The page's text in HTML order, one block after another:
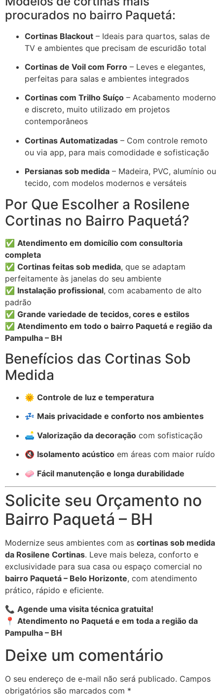
procurados no bairro Paquetá:
Cortinas Blackout – Ideais para quartos, salas de
TV e ambientes que precisam de escuridão total
Cortinas de Voil com Forro – Leves e elegantes,
perfeitas para salas e ambientes integrados
Cortinas com Trilho Suíço – Acabamento moderno
e discreto, muito utilizado em projetos
contemporâneos
Cortinas Automatizadas – Com controle remoto
ou via app, para mais comodidade e sofisticação
Persianas sob medida – Madeira, PVC, alumínio ou
tecido, com modelos modernos e versáteis
Por Que Escolher a Rosilene
Cortinas no Bairro Paquetá?
✅ Atendimento em domicílio com consultoria
completa
✅ Cortinas feitas sob medida, que se adaptam
perfeitamente às janelas do seu ambiente
✅ Instalação profissional, com acabamento de alto
padrão
✅ Grande variedade de tecidos, cores e estilos
✅ Atendimento em todo o bairro Paquetá e região da
Pampulha – BH
Benefícios das Cortinas Sob
Medida
🌞 Controle de luz e temperatura
💤 Mais privacidade e conforto nos ambientes
🛋️ Valorização da decoração com sofisticação
🔇 Isolamento acústico em áreas com maior ruído
🧼 Fácil manutenção e longa durabilidade
Solicite seu Orçamento no
Bairro Paquetá – BH
Modernize seus ambientes com as cortinas sob medida
da Rosilene Cortinas. Leve mais beleza, conforto e
exclusividade para sua casa ou espaço comercial no
bairro Paquetá – Belo Horizonte, com atendimento
prático, rápido e eficiente.
📞 Agende uma visita técnica gratuita!
📍 Atendimento no Paquetá e em toda a região da
Pampulha – BH
Deixe um comentário
O seu endereço de e-mail não será publicado. Campos
obrigatórios são marcados com *